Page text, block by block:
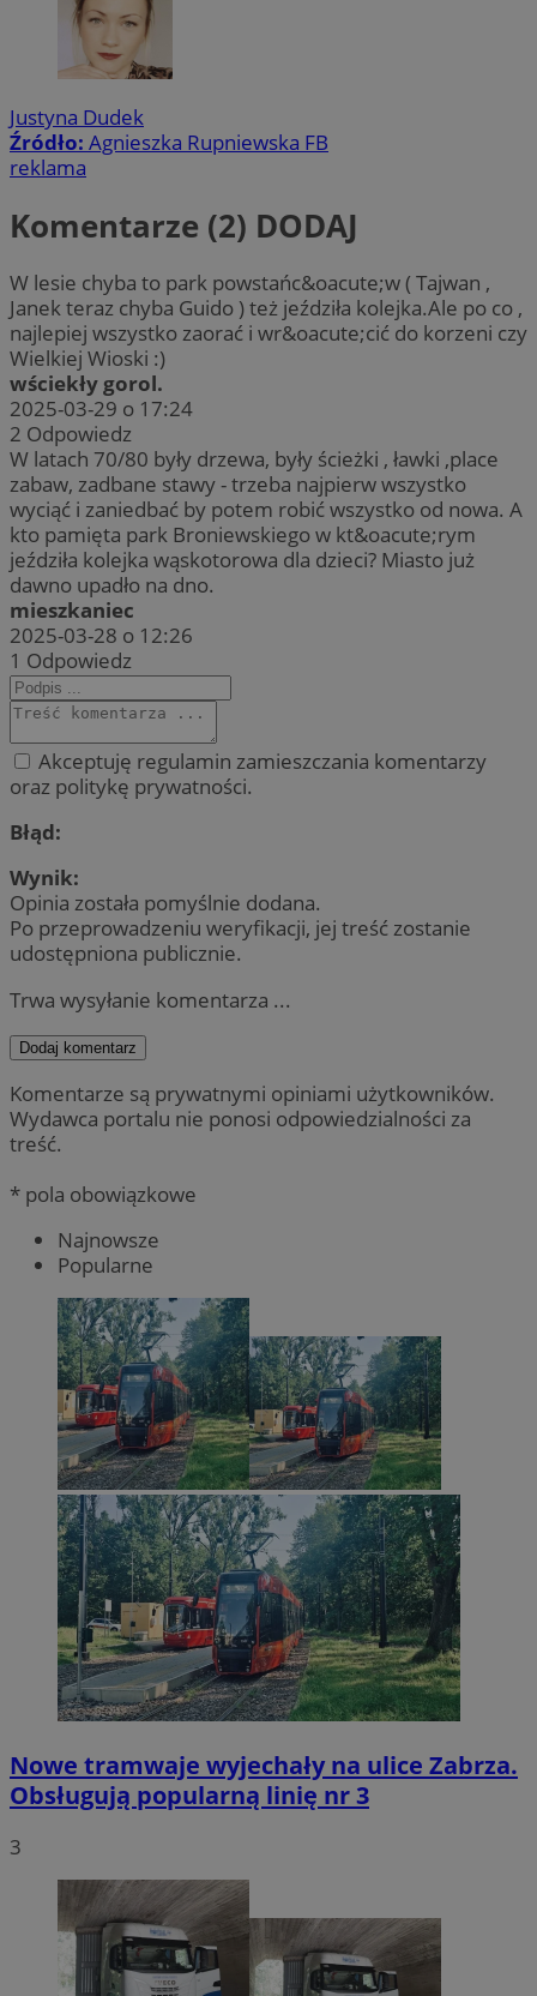
Justyna Dudek
Źródło: Agnieszka Rupniewska FB
reklama
Komentarze (2) DODAJ
W lesie chyba to park powstańc&oacute;w ( Tajwan ,
Janek teraz chyba Guido ) też jeździła kolejka.Ale po co ,
najlepiej wszystko zaorać i wr&oacute;cić do korzeni czy
Wielkiej Wioski :)
wściekły gorol.
2025-03-29 o 17:24
2 Odpowiedz
W latach 70/80 były drzewa, były ścieżki , ławki ,place
zabaw, zadbane stawy - trzeba najpierw wszystko
wyciąć i zaniedbać by potem robić wszystko od nowa. A
kto pamięta park Broniewskiego w kt&oacute;rym
jeździła kolejka wąskotorowa dla dzieci? Miasto już
dawno upadło na dno.
mieszkaniec
2025-03-28 o 12:26
1 Odpowiedz
Akceptuję regulamin zamieszczania komentarzy
oraz politykę prywatności.
Błąd:
Wynik:
Opinia została pomyślnie dodana.
Po przeprowadzeniu weryfikacji, jej treść zostanie
udostępniona publicznie.
Trwa wysyłanie komentarza ...
Dodaj komentarz
Komentarze są prywatnymi opiniami użytkowników.
Wydawca portalu nie ponosi odpowiedzialności za
treść.
* pola obowiązkowe
Najnowsze
Popularne
Nowe tramwaje wyjechały na ulice Zabrza.
Obsługują popularną linię nr 3
3